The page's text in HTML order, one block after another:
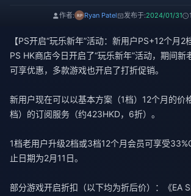
作者: Ryan Patel 发布于:2024/01/31
【PS开启“玩乐新年”活动：新用户PS+12个月2
PS HK商店今日开启了“玩乐新年”活动，期间新
可享优惠，多款游戏也开启了打折促销。
新用户现在可以以基本方案（1档）12个月的价
档）的订阅服务（约423HKD，6折）。
1档老用户升级2档或3档12个月会员可享受
止日期为2月11日。
部分游戏开启折扣（以下均为折后价）：《EA